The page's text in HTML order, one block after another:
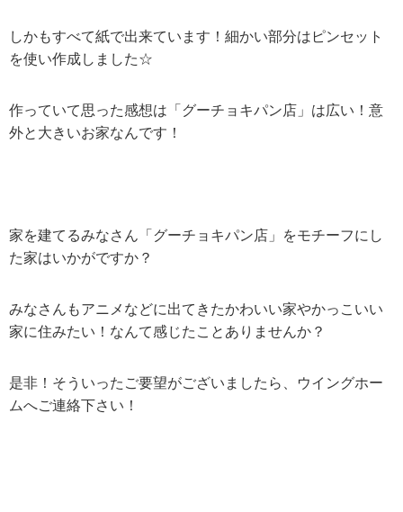
しかもすべて紙で出来ています！細かい部分はピンセット
を使い作成しました☆
作っていて思った感想は「グーチョキパン店」は広い！意
外と大きいお家なんです！
家を建てるみなさん「グーチョキパン店」をモチーフにし
た家はいかがですか？
みなさんもアニメなどに出てきたかわいい家やかっこいい
家に住みたい！なんて感じたことありませんか？
是非！そういったご要望がございましたら、ウイングホー
ムへご連絡下さい！